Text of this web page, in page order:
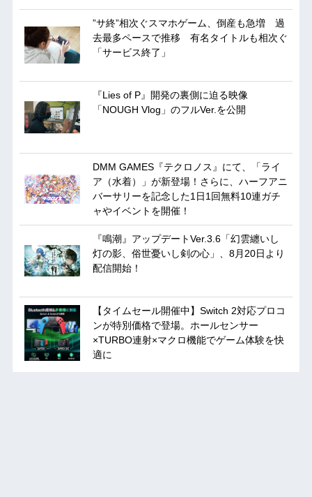
”サ終”相次ぐスマホゲーム、倒産も急増 過
去最多ペースで推移 有名タイトルも相次ぐ
「サービス終了」
『Lies of P』開発の裏側に迫る映像
「NOUGH Vlog」のフルVer.を公開
DMM GAMES『テクロノス』にて、「ライ
ア（水着）」が新登場！さらに、ハーフアニ
バーサリーを記念した1日1回無料10連ガチ
ャやイベントを開催！
『鳴潮』アップデートVer.3.6「幻雲纏いし
灯の影、俗世憂いし剣の心」、8月20日より
配信開始！
【タイムセール開催中】Switch 2対応プロコ
ンが特別価格で登場。ホールセンサー
×TURBO連射×マクロ機能でゲーム体験を快
適に